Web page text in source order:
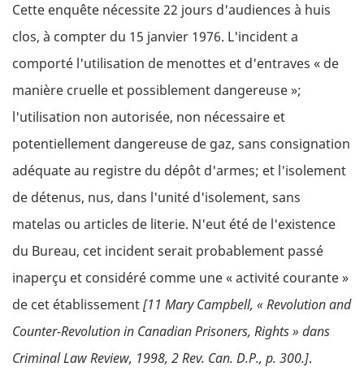
Cette enquête nécessite 22 jours d'audiences à huis
clos, à compter du 15 janvier 1976. L'incident a
comporté l'utilisation de menottes et d'entraves « de
manière cruelle et possiblement dangereuse »;
l'utilisation non autorisée, non nécessaire et
potentiellement dangereuse de gaz, sans consignation
adéquate au registre du dépôt d'armes; et l'isolement
de détenus, nus, dans l'unité d'isolement, sans
matelas ou articles de literie. N'eut été de l'existence
du Bureau, cet incident serait probablement passé
inaperçu et considéré comme une « activité courante »
de cet établissement[11 Mary Campbell, « Revolution and
Counter-Revolution in Canadian Prisoners, Rights » dans
Criminal Law Review, 1998, 2 Rev. Can. D.P., p. 300.].